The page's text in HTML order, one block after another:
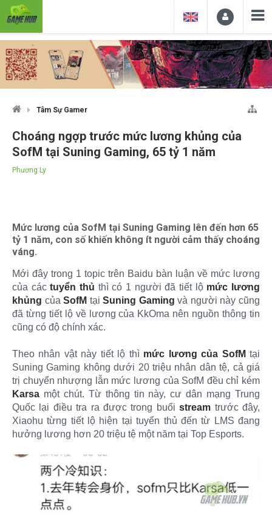
Tâm Sự Gamer
Choáng ngợp trước mức lương khủng của
SofM tại Suning Gaming, 65 tỷ 1 năm
Phương Ly
Mức lương của SofM tại Suning Gaming lên đến hơn 65
tỷ 1 năm, con số khiến không ít người cảm thấy choáng
váng.
Mới đây trong 1 topic trên Baidu bàn luận về mức lương
của cáctuyển thủ thì có 1 người đã tiết lộ mức lương
khủng củaSofM tạiSuning Gaming và người này cũng
đã từng tiết lộ về lương của KkOma nên nguồn thông tin
cũng có độ chính xác.
Theo nhân vật này tiết lộ thì mức lương của SofM tại
Suning Gaming không dưới 20 triệu nhân dân tệ, cả giá
trị chuyển nhượng lẫn mức lương của SofM đều chỉ kém
Karsa một chút. Từ thông tin này, cư dân mạng Trung
Quốc lại điều tra ra được trong buổistream trước đây,
Xiaohu từng tiết lộ hiện tại tuyển thủ đến từ LMS đang
hưởng lương hơn 20 triệu tệ một năm tại Top Esports.